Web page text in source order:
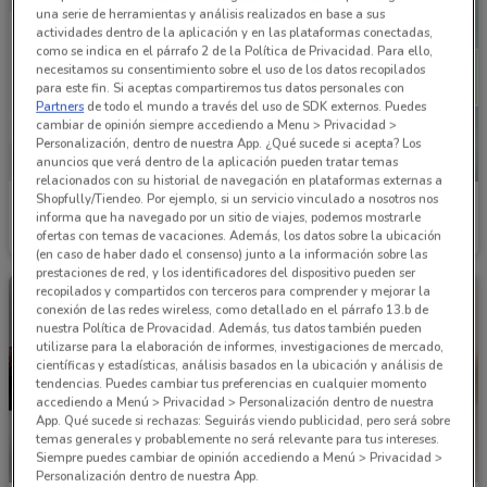
Farmacias YZA
Caduca el 31/08 617 m
Farmacias YZA
Caduca el 31/08 682 m
una serie de herramientas y análisis realizados en base a sus
actividades dentro de la aplicación y en las plataformas conectadas,
como se indica en el párrafo 2 de la Política de Privacidad. Para ello,
necesitamos su consentimiento sobre el uso de los datos recopilados
para este fin. Si aceptas compartiremos tus datos personales con
Partners de todo el mundo a través del uso de SDK externos. Puedes
cambiar de opinión siempre accediendo a Menu > Privacidad >
Personalización, dentro de nuestra App. ¿Qué sucede si acepta? Los
anuncios que verá dentro de la aplicación pueden tratar temas
relacionados con su historial de navegación en plataformas externas a
Shopfully/Tiendeo. Por ejemplo, si un servicio vinculado a nosotros nos
informa que ha navegado por un sitio de viajes, podemos mostrarle
ofertas con temas de vacaciones. Además, los datos sobre la ubicación
(en caso de haber dado el consenso) junto a la información sobre las
prestaciones de red, y los identificadores del dispositivo pueden ser
recopilados y compartidos con terceros para comprender y mejorar la
conexión de las redes wireless, como detallado en el párrafo 13.b de
nuestra Política de Provacidad. Además, tus datos también pueden
utilizarse para la elaboración de informes, investigaciones de mercado,
científicas y estadísticas, análisis basados en la ubicación y análisis de
tendencias. Puedes cambiar tus preferencias en cualquier momento
accediendo a Menú > Privacidad > Personalización dentro de nuestra
App. Qué sucede si rechazas: Seguirás viendo publicidad, pero será sobre
temas generales y probablemente no será relevante para tus intereses.
Siempre puedes cambiar de opinión accediendo a Menú > Privacidad >
Personalización dentro de nuestra App.